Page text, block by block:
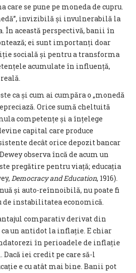
care se pune pe moneda de cupru.
invizibilă și invulnerabilă la
În această perspectivă, banii în
ei sunt importanți doar
socială și pentru a transforma
acumulate în influență,
ca și cum ai cumpăra o „monedă
Orice sumă cheltuită
competențe și a înțelege
capital care produce
decât orice depozit bancar
observa încă de acum un
pregătire pentru viață; educația
Democracy and Education, 1916).
și auto-reînnoibilă, nu poate fi
de instabilitatea economică.
comparativ derivat din
un antidot la inflație. E chiar
în perioadele de inflație
Dacă iei credit pe care să-l
e cu atât mai bine. Banii pot